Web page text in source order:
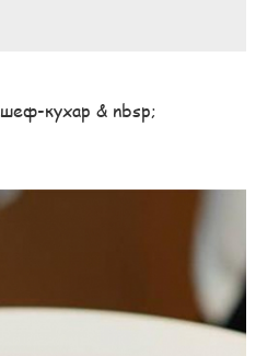
кухар & nbsp;